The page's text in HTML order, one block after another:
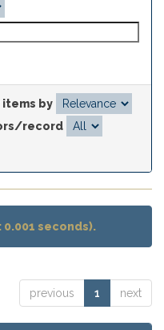
items by
record
0.001 seconds).
previous 1 next